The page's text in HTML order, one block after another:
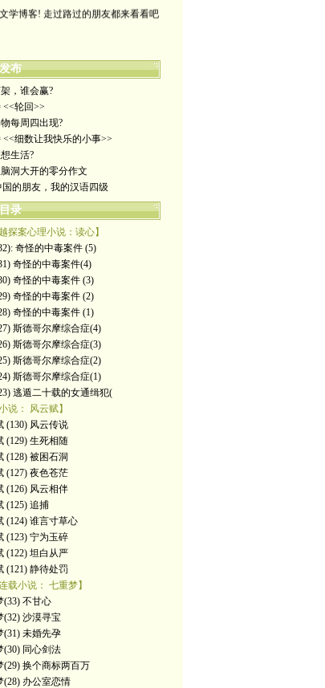
布
架，谁会赢?
<<轮回>>
物每周四出现?
<<细数让我快乐的小事>>
生活?
脑洞大开的零分作文
国的朋友，我的汉语四级
录
探案心理小说：读心】
奇怪的中毒案件 (5)
奇怪的中毒案件(4)
奇怪的中毒案件 (3)
奇怪的中毒案件 (2)
奇怪的中毒案件 (1)
斯德哥尔摩综合症(4)
斯德哥尔摩综合症(3)
斯德哥尔摩综合症(2)
斯德哥尔摩综合症(1)
逃遁二十载的女通缉犯(
说： 风云赋】
(130) 风云传说
(129) 生死相随
(128) 被困石洞
(127) 夜色苍茫
(126) 风云相伴
(125) 追捕
(124) 谁言寸草心
(123) 宁为玉碎
(122) 坦白从严
(121) 静待处罚
载小说： 七重梦】
(33) 不甘心
(32) 沙漠寻宝
(31) 未婚先孕
(30) 同心剑法
(29) 换个商标两百万
(28) 办公室恋情